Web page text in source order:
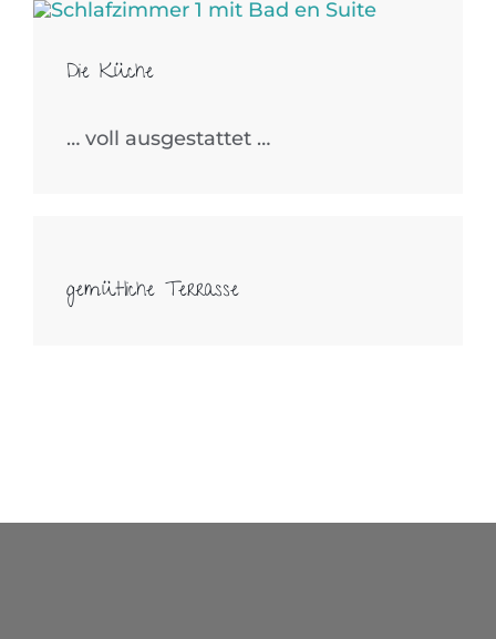
Die Küche
… voll ausgestattet …
gemütliche Terrasse